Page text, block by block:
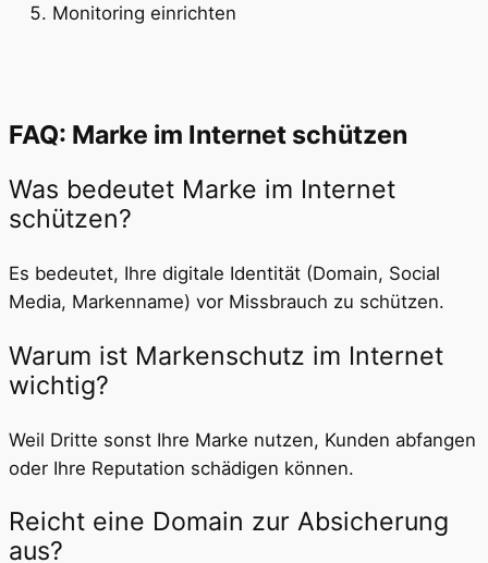
Monitoring einrichten
FAQ: Marke im Internet schützen
Was bedeutet Marke im Internet
schützen?
Es bedeutet, Ihre digitale Identität (Domain, Social
Media, Markenname) vor Missbrauch zu schützen.
Warum ist Markenschutz im Internet
wichtig?
Weil Dritte sonst Ihre Marke nutzen, Kunden abfangen
oder Ihre Reputation schädigen können.
Reicht eine Domain zur Absicherung
aus?